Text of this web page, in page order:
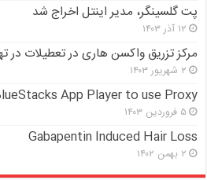
پت گلسینگر، مدیر اینتل اخراج شد
۱۲ آذر ۱۴۰۳
مرکز تزریق واکسن هاری در تعطیلات در
۲ شهریور ۱۴۰۳
App Player to use Proxy
۵ فروردین ۱۴۰۳
Gabapentin Induced Hair Loss
۲ بهمن ۱۴۰۲